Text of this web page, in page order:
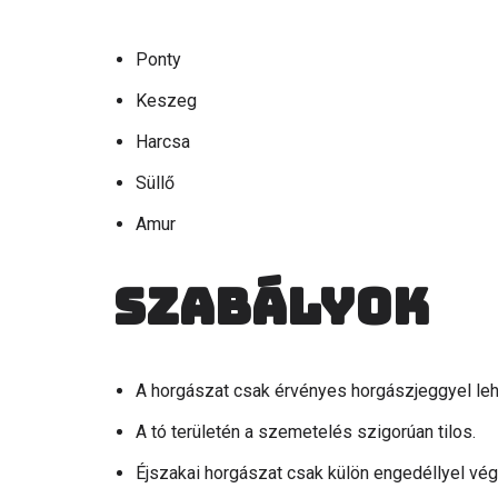
Ponty
Keszeg
Harcsa
Süllő
Amur
Szabályok
A horgászat csak érvényes horgászjeggyel
A tó területén a szemetelés szigorúan tilos.
Éjszakai horgászat csak külön engedéllyel